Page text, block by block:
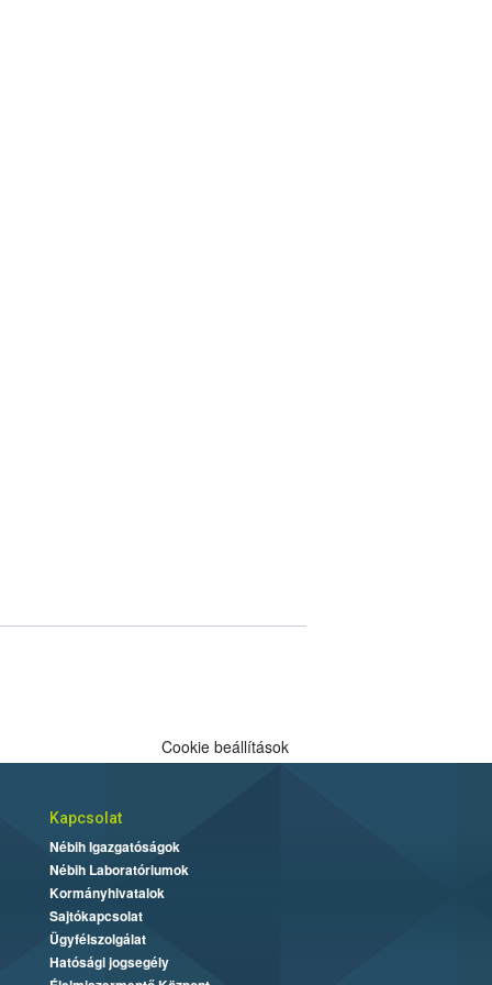
Cookie beállítások
Kapcsolat
Nébih Igazgatóságok
Nébih Laboratóriumok
Kormányhivatalok
Sajtókapcsolat
Ügyfélszolgálat
Hatósági jogsegély